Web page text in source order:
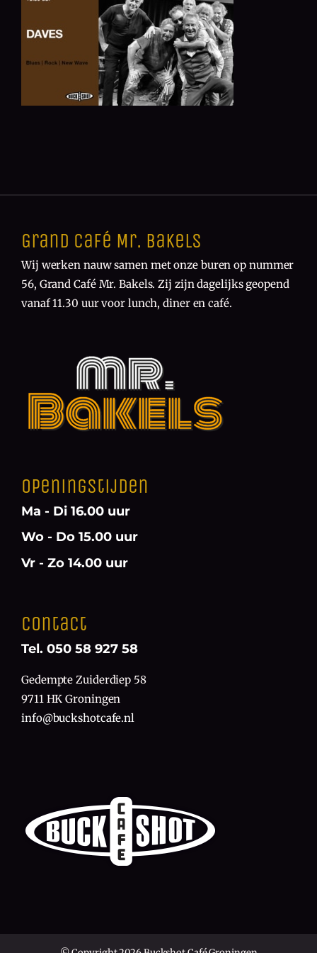
Grand Café Mr. Bakels
Wij werken nauw samen met onze buren op nummer
56, Grand Café Mr. Bakels. Zij zijn dagelijks geopend
vanaf 11.30 uur voor lunch, diner en café.
Openingstijden
Ma - Di 16.00 uur
Wo - Do 15.00 uur
Vr - Zo 14.00 uur
Contact
Tel. 050 58 927 58
Gedempte Zuiderdiep 58
9711 HK Groningen
info@buckshotcafe.nl